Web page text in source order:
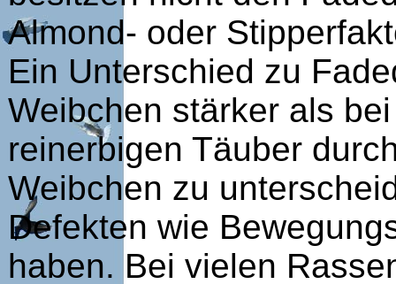
Almond- oder
Ein Unterschied zu
Weibchen stärker als
reinerbigen Täuber
Weibchen zu
Defekten wie
haben. Bei vielen